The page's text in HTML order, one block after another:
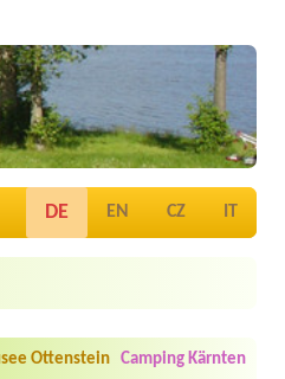
DE EN CZ IT
Ottenstein
Camping Kärnten